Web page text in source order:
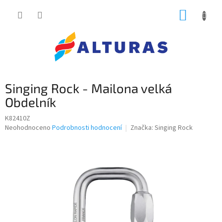
Singing Rock - Mailona velká
Obdelník
K82410Z
Průměrné
Neohodnoceno Podrobnosti hodnocení Značka: Singing Rock